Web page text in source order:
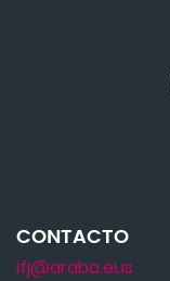
CONTACTO
ifj@araba.eus